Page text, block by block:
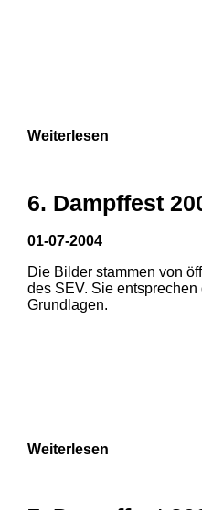
Weiterlesen
6. Dampffest
01-07-2004
Die Bilder stammen von
des SEV. Sie
Grundlagen.
Weiterlesen